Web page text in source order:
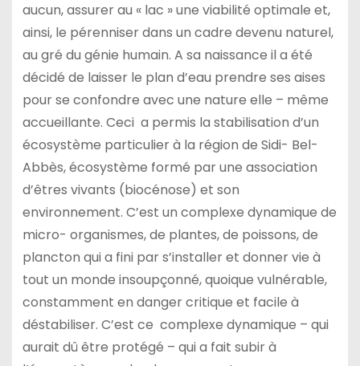
aucun, assurer au « lac » une viabilité optimale et,
ainsi, le pérenniser dans un cadre devenu naturel,
au gré du génie humain. A sa naissance il a été
décidé de laisser le plan d’eau prendre ses aises
pour se confondre avec une nature elle – même
accueillante. Ceci a permis la stabilisation d’un
écosystème particulier à la région de Sidi- Bel-
Abbès, écosystème formé par une association
d’êtres vivants (biocénose) et son
environnement. C’est un complexe dynamique de
micro- organismes, de plantes, de poissons, de
plancton qui a fini par s’installer et donner vie à
tout un monde insoupçonné, quoique vulnérable,
constamment en danger critique et facile à
déstabiliser. C’est ce complexe dynamique – qui
aurait dû être protégé – qui a fait subir à